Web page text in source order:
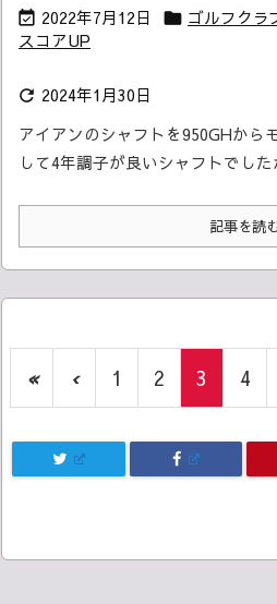
 2022年7月12日  ゴルフクラ
スコアUP
 2024年1月30日
アイアンのシャフトを950GHから
して4年調子が良いシャフトでした
記事を読
« ‹ 1 2 3 4